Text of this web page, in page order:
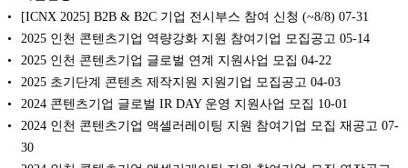
[ICNX 2025] B2B & B2C 기업 전시부스 참여 신청 (~8/8) 07-31
2025 인천 콘텐츠기업 역량강화 지원 참여기업 모집공고 05-14
2025 인천 콘텐츠기업 글로벌 연계 지원사업 모집 04-22
2025 초기단계 콘텐츠 제작지원 지원기업 모집공고 04-03
2024 콘텐츠기업 글로벌 IR DAY 운영 지원사업 모집 10-01
2024 인천 콘텐츠기업 액셀러레이팅 지원 참여기업 모집 재공고 07-
30